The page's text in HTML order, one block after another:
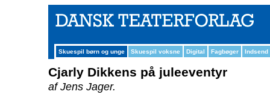
Skuespil børn og unge Skuespil voksne Digital Fagbøger Indsend
Cjarly Dikkens på juleeventyr
af Jens Jager.